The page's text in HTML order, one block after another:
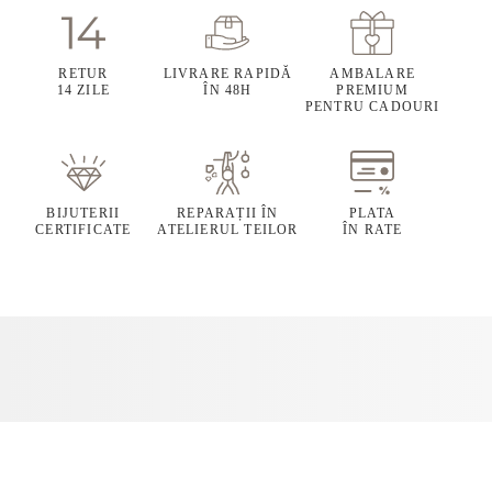
RETUR
14 ZILE
LIVRARE RAPIDĂ
ÎN 48H
AMBALARE
PREMIUM
PENTRU CADOURI
BIJUTERII
CERTIFICATE
REPARAȚII ÎN
ATELIERUL TEILOR
PLATA
ÎN RATE